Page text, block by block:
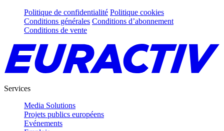
Politique de confidentialité Politique cookies
Conditions générales Conditions d’abonnement
Conditions de vente
Services
Media Solutions
Projets publics européens
Evénements